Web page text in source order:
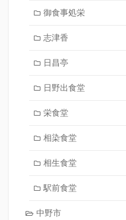
御食事処栄
志津香
日昌亭
日野出食堂
栄食堂
相染食堂
相生食堂
駅前食堂
中野市